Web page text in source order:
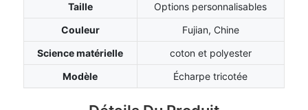
Taille
Options personnalisables
Couleur
Fujian, Chine
Science matérielle
coton et polyester
Modèle
Écharpe tricotée